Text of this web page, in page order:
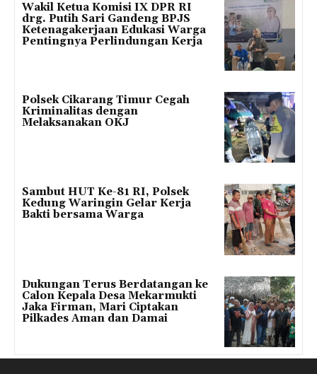
Wakil Ketua Komisi IX DPR RI
drg. Putih Sari Gandeng BPJS
Ketenagakerjaan Edukasi Warga
Pentingnya Perlindungan Kerja
Polsek Cikarang Timur Cegah
Kriminalitas dengan
Melaksanakan OKJ
Sambut HUT Ke-81 RI, Polsek
Kedung Waringin Gelar Kerja
Bakti bersama Warga
Dukungan Terus Berdatangan ke
Calon Kepala Desa Mekarmukti
Jaka Firman, Mari Ciptakan
Pilkades Aman dan Damai